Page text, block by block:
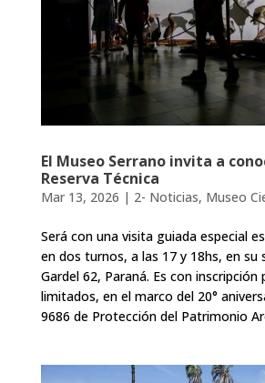
El Museo Serrano invita a
Reserva Técnica
Mar 13, 2026 | 2- Noticias, Museo
Será con una visita guiada especial
en dos turnos, a las 17 y 18hs, en su
Gardel 62, Paraná. Es con inscripción
limitados, en el marco del 20°
9686 de Protección del Patrimonio